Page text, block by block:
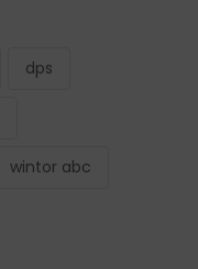
dps
wintor abc